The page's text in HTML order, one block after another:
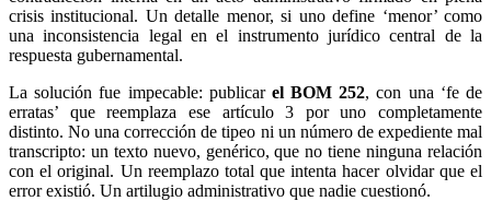
crisis institucional. Un detalle menor, si uno define ‘menor’ como
una inconsistencia legal en el instrumento jurídico central de la
respuesta gubernamental.
La solución fue impecable: publicar el BOM 252, con una ‘fe de
erratas’ que reemplaza ese artículo 3 por uno completamente
distinto. No una corrección de tipeo ni un número de expediente mal
transcripto: un texto nuevo, genérico, que no tiene ninguna relación
con el original. Un reemplazo total que intenta hacer olvidar que el
error existió. Un artilugio administrativo que nadie cuestionó.